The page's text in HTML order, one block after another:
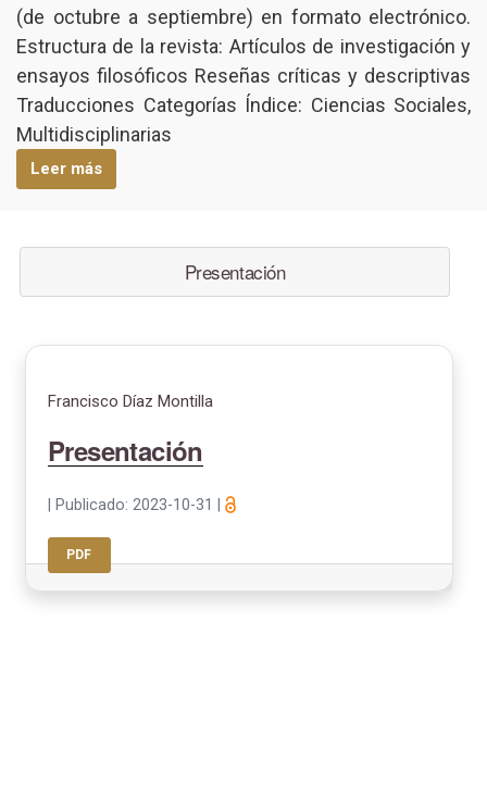
(de octubre a septiembre) en formato electrónico.
Estructura de la revista: Artículos de investigación y
ensayos filosóficos Reseñas críticas y descriptivas
Traducciones Categorías Índice: Ciencias Sociales,
Multidisciplinarias
Leer más
Presentación
Francisco Díaz Montilla
Presentación
Publicado: 2023-10-31
PDF